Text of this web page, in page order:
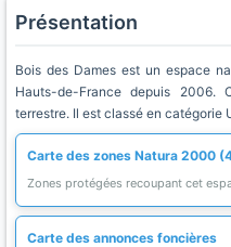
Présentation
Bois des Dames est un espace
Hauts-de-France depuis
terrestre. Il est classé en catégorie
Carte des zones Natura 2000
Zones protégées recoupant cet
Carte des annonces foncières